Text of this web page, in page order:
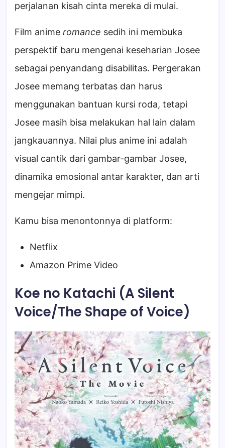
perjalanan kisah cinta mereka di mulai.
Film anime romance sedih ini membuka
perspektif baru mengenai keseharian Josee
sebagai penyandang disabilitas. Pergerakan
Josee memang terbatas dan harus
menggunakan bantuan kursi roda, tetapi
Josee masih bisa melakukan hal lain dalam
jangkauannya. Nilai plus anime ini adalah
visual cantik dari gambar-gambar Josee,
dinamika emosional antar karakter, dan arti
mengejar mimpi.
Kamu bisa menontonnya di platform:
Netflix
Amazon Prime Video
Koe no Katachi (A Silent
Voice/The Shape of Voice)